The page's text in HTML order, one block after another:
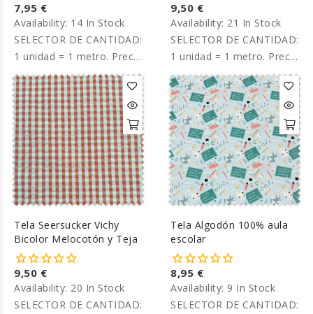
7,95 €
Availability: 14 In Stock
SELECTOR DE CANTIDAD:
1 unidad = 1 metro. Precio
por metro.
9,50 €
Availability: 21 In Stock
SELECTOR DE CANTIDAD:
1 unidad = 1 metro. Precio
por metro.
Tela Seersucker Vichy
Bicolor Melocotón y Teja
9,50 €
Availability: 20 In Stock
SELECTOR DE CANTIDAD:
Tela Algodón 100% aula
escolar
8,95 €
Availability: 9 In Stock
SELECTOR DE CANTIDAD: